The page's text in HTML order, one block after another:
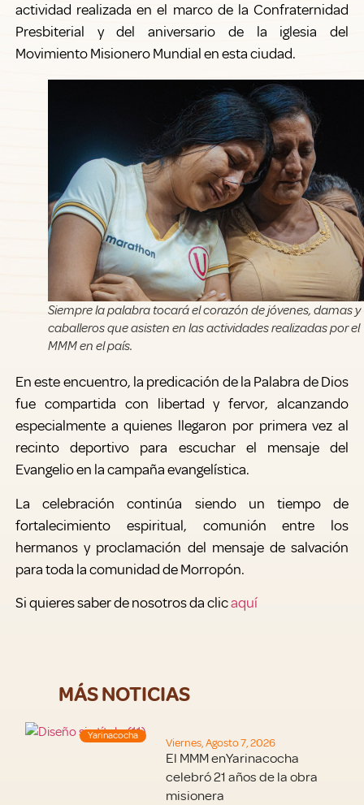
actividad realizada en el marco de la Confraternidad
Presbiterial y del aniversario de la iglesia del
Movimiento Misionero Mundial en esta ciudad.
Siempre la palabra tocará el corazón de jóvenes, damas y
caballeros que asisten en las actividades realizadas por el
MMM en el país.
En este encuentro, la predicación de la Palabra de Dios
fue compartida con libertad y fervor, alcanzando
especialmente a quienes llegaron por primera vez al
recinto deportivo para escuchar el mensaje del
Evangelio en la campaña evangelística.
La celebración continúa siendo un tiempo de
fortalecimiento espiritual, comunión entre los
hermanos y proclamación del mensaje de salvación
para toda la comunidad de Morropón.
Si quieres saber de nosotros da clicaquí
MÁS NOTICIAS
Yarinacocha
Viernes, Agosto 7, 2026
El MMM enYarinacocha
celebró 21 años de la obra
misionera